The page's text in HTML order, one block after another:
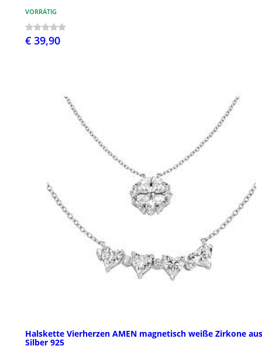
VORRÄTIG
€ 39,90
Halskette Vierherzen AMEN magnetisch weiße Zirkone aus
Silber 925